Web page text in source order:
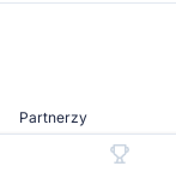
Partnerzy